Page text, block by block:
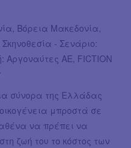
Βόρεια Μακεδονία,
- Σενάριο:
ΑΕ, FICTION
σύνορα της Ελλάδας
μπροστά σε
να πρέπει να
ζωή του το κόστος των